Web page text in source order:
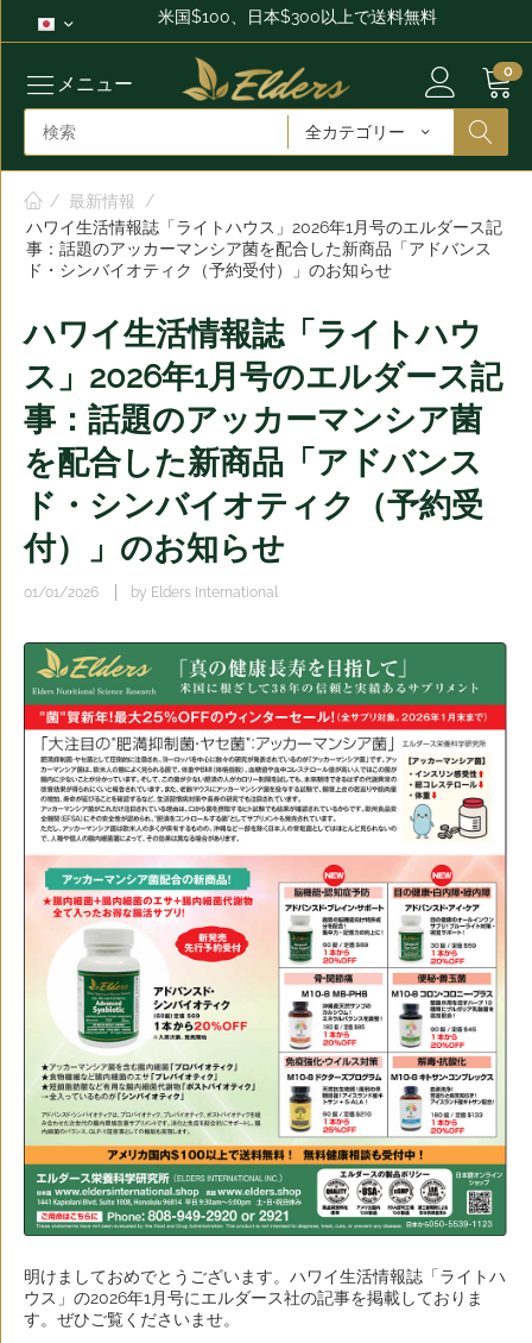
米国$100、日本$300以上で送料無料
全カテゴリー
0
メニュー
/ 最新情報
/
ハワイ生活情報誌「ライトハウス」2026年1月号のエルダース記
事：話題のアッカーマンシア菌を配合した新商品「アドバンス
ド・シンバイオティク（予約受付）」のお知らせ
ハワイ生活情報誌「ライトハウ
ス」2026年1月号のエルダース記
事：話題のアッカーマンシア菌
を配合した新商品「アドバンス
ド・シンバイオティク（予約受
付）」のお知らせ
01/01/2026 by Elders International
明けましておめでとうございます。ハワイ生活情報誌「ライトハ
ウス」の2026年1月号にエルダース社の記事を掲載しておりま
す。ぜひご覧くださいませ。